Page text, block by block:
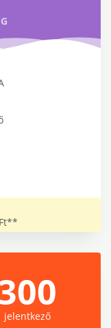
jelentkező